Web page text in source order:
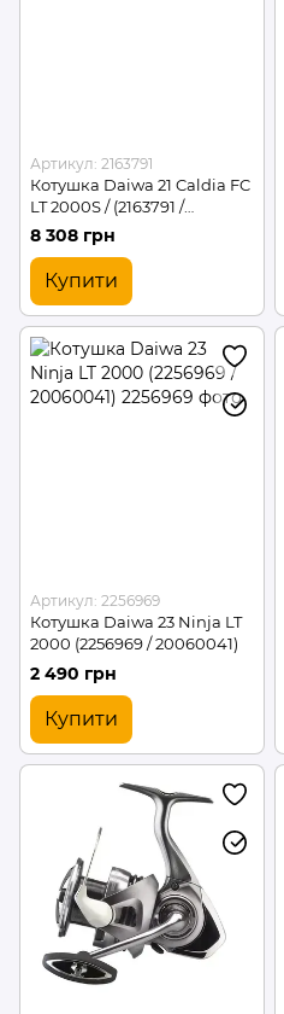
Артикул: 2163791
Котушка Daiwa 21 Caldia FC
LT 2000S / (2163791 /
20004708)
8 308 грн
Купити
Артикул: 2256969
Котушка Daiwa 23 Ninja LT
2000 (2256969 / 20060041)
2 490 грн
Купити